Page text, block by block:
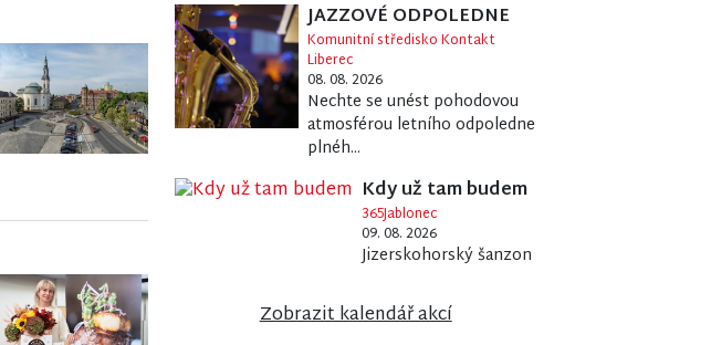
JAZZOVÉ ODPOLEDNE
Komunitní středisko Kontakt
Liberec
08. 08. 2026
Nechte se unést pohodovou
atmosférou letního odpoledne
plnéh...
Kdy už tam budem
365Jablonec
09. 08. 2026
Jizerskohorský šanzon
Zobrazit kalendář akcí